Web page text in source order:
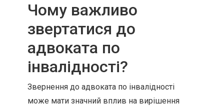
Чому важливо
звертатися до
адвоката по
інвалідності?
Звернення до адвоката по інвалідності
може мати значний вплив на вирішення